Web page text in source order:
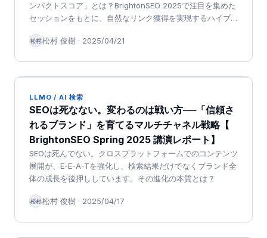
ンパクトスコア」とは？BrightonSEO 2025で注目を集めた
セッションをもとに、自然なリンク獲得を実現するハイブ
松村松村 俊樹 · 2025/04/21
LLMO / AI 検索
SEOは死なない。変わるのは戦い方──「信頼さ
れるブランド」を育てるマルチチャネル戦略【
BrightonSEO Spring 2025 講演レポート】
SEOは死んでない。クロスプラットフォームでのコンテンツ
展開が、E-E-A-Tを強化し、検索結果だけでなくブランド全
体の成長を後押ししています。その進化の本質とは？
松村松村 俊樹 · 2025/04/17